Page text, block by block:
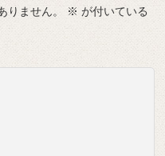
りません。 ※ が付いている